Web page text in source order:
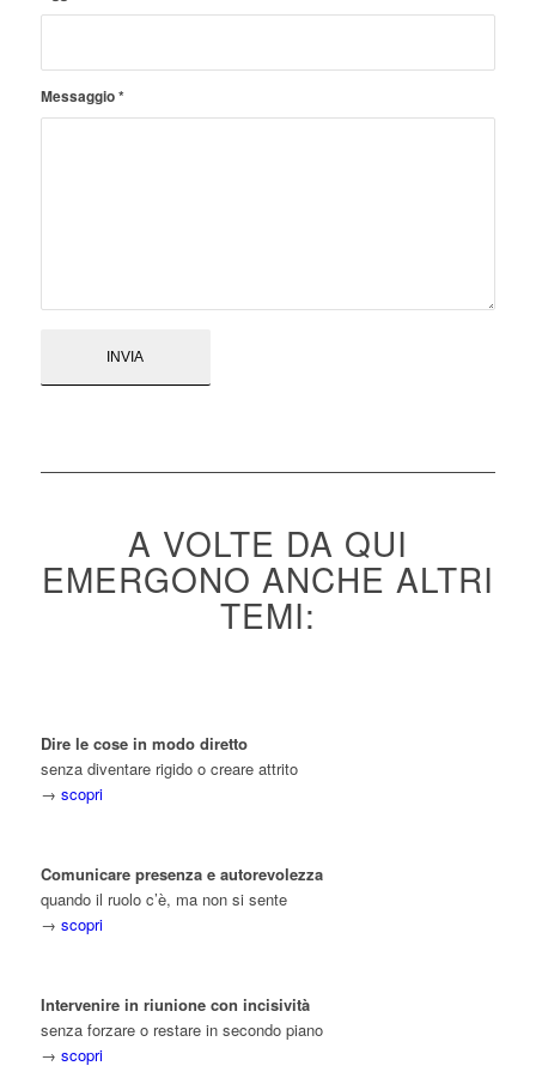
Messaggio*
A VOLTE DA QUI
EMERGONO ANCHE ALTRI
TEMI:
Dire le cose in modo diretto
senza diventare rigido o creare attrito
→ scopri
Comunicare presenza e autorevolezza
quando il ruolo c’è, ma non si sente
→ scopri
Intervenire in riunione con incisività
senza forzare o restare in secondo piano
→ scopri